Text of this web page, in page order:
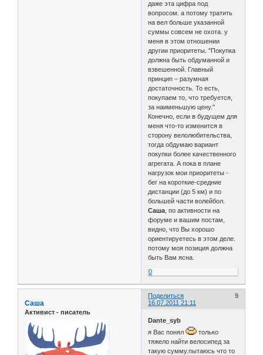
даже эта цифра под
вопросом. а потому тратить
на вел больше указанной
суммы совсем не охота. у
меня в этом отношении
другии приоритеты. "Покупка
должна быть обдуманной и
взвешенной. Главный
принцип – разумная
достаточность. То есть,
покупаем то, что требуется,
за наименьшую цену."
Конечно, если в будущем для
меня что-то изменится в
сторону велолюбительства,
тогда обдумаю вариант
покупки более качественного
агрегата. А пока в плане
нагрузок мои приоритеты -
бег на короткие-средние
дистанции (до 5 км) и по
большей части волейбол.
Саша , по активности на
форуме и вашим постам,
видно, что Вы хорошо
ориентируетесь в этом деле.
потому моя позиция должна
быть Вам ясна.
0
Поделиться
9
16.07.2011 21:11
Саша
Активист - писатель
Dante_syb
я Вас понял
только
тяжело найти велосипед за
такую сумму.пытаюсь что то